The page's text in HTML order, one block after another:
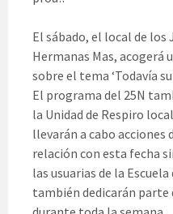
El sábado, el local de los
Hermanas Mas, acogerá
sobre el tema ‘Todavía
El programa del 25N
la Unidad de Respiro
llevarán a cabo acciones
relación con esta fecha
las usuarias de la
también dedicarán parte